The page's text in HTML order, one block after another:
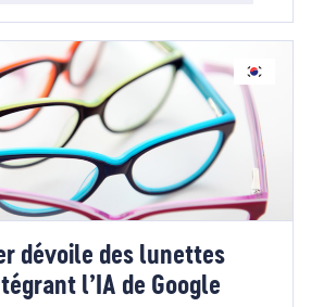
dévoile des lunettes
l’IA de Google